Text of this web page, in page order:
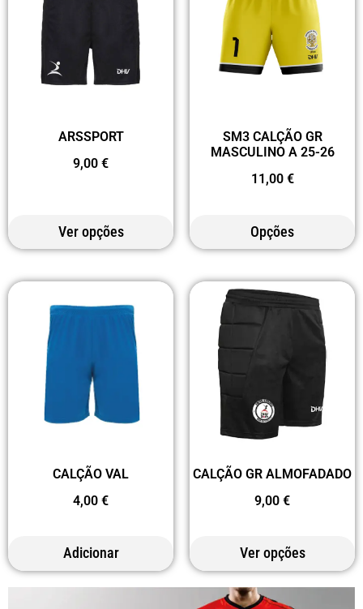
ARSSPORT
9,00 €
Ver opções
SM3 CALÇÃO GR
MASCULINO A 25-26
11,00 €
Opções
CALÇÃO VAL
4,00 €
Adicionar
CALÇÃO GR ALMOFADADO
9,00 €
Ver opções